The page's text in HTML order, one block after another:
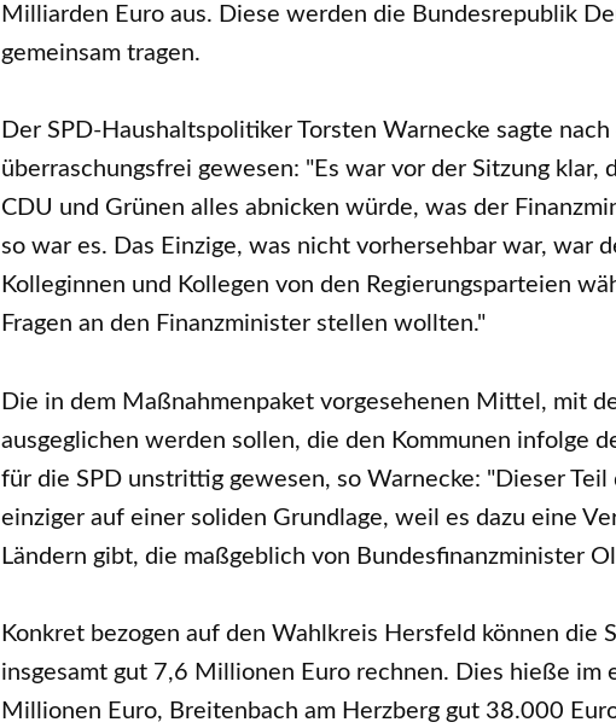
Milliarden Euro aus. Diese werden die Bundesrepublik
gemeinsam tragen.
Der SPD-Haushaltspolitiker Torsten Warnecke sagte
überraschungsfrei gewesen: "Es war vor der Sitzung klar,
CDU und Grünen alles abnicken würde, was der
so war es. Das Einzige, was nicht vorhersehbar war, war
Kolleginnen und Kollegen von den Regierungsparteien
Fragen an den Finanzminister stellen wollten."
Die in dem Maßnahmenpaket vorgesehenen Mittel, mit
ausgeglichen werden sollen, die den Kommunen infolge
für die SPD unstrittig gewesen, so Warnecke: "Dieser
einziger auf einer soliden Grundlage, weil es dazu eine
Ländern gibt, die maßgeblich von Bundesfinanzminister
Konkret bezogen auf den Wahlkreis Hersfeld können die
insgesamt gut 7,6 Millionen Euro rechnen. Dies hieße im
Millionen Euro, Breitenbach am Herzberg gut 38.000